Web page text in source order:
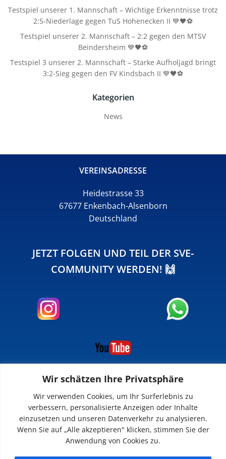
Wir schätzen Ihre Privatsphäre
Wir verwenden Cookies, um Ihr Surferlebnis zu
verbessern, personalisierte Anzeigen oder Inhalte
einzusetzen und unseren Datenverkehr zu analysieren.
Wenn Sie auf „Alle akzeptieren" klicken, stimmen Sie der
Anwendung von Cookies zu.
Testspiel unserer 1. Mannschaft – Wichtige Erkenntnisse trotz
2:5-Niederlage gegen TuS Hohenecken II 💙🖤⚽
Testspiel unserer 2. Mannschaft – 2:2 gegen den MTSV
Beindersheim 💙🖤⚽
Testspiel 3 unserer 2. Mannschaft – Starke Aufholjagd bringt
3:2-Sieg gegen den FV Kindsbach II 💙🖤⚽
Kategorien
News
VEREINSADRESSE
Heidestrasse 33
67677 Enkenbach-Alsenborn
Deutschland
JETZT FOLGEN UND TEIL DER SVE-
COMMUNITY WERDEN! 🙌
INFOS
Impressum
Datenschutz
Kontakt